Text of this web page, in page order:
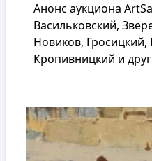
ArtSale.info
№ 138.
Целков,
Гросицкий,
Свешников,
другие.
21–
27 сентября
2022
Анонс аукциона
Васильковский,
Новиков, Гросицкий,
Кропивницкий и